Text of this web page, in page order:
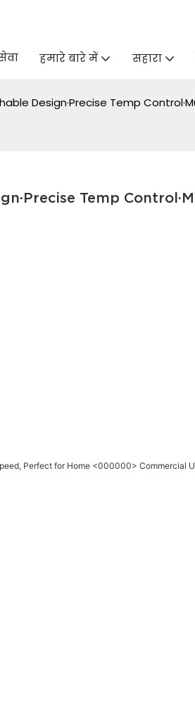
हमारे बारे में सहारा
Design·Precise Temp
Temp